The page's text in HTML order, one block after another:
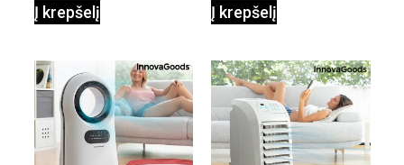
0,35 L 3 Bar
1000W
Į krepšelį
Shiatsu
Į krepšelį